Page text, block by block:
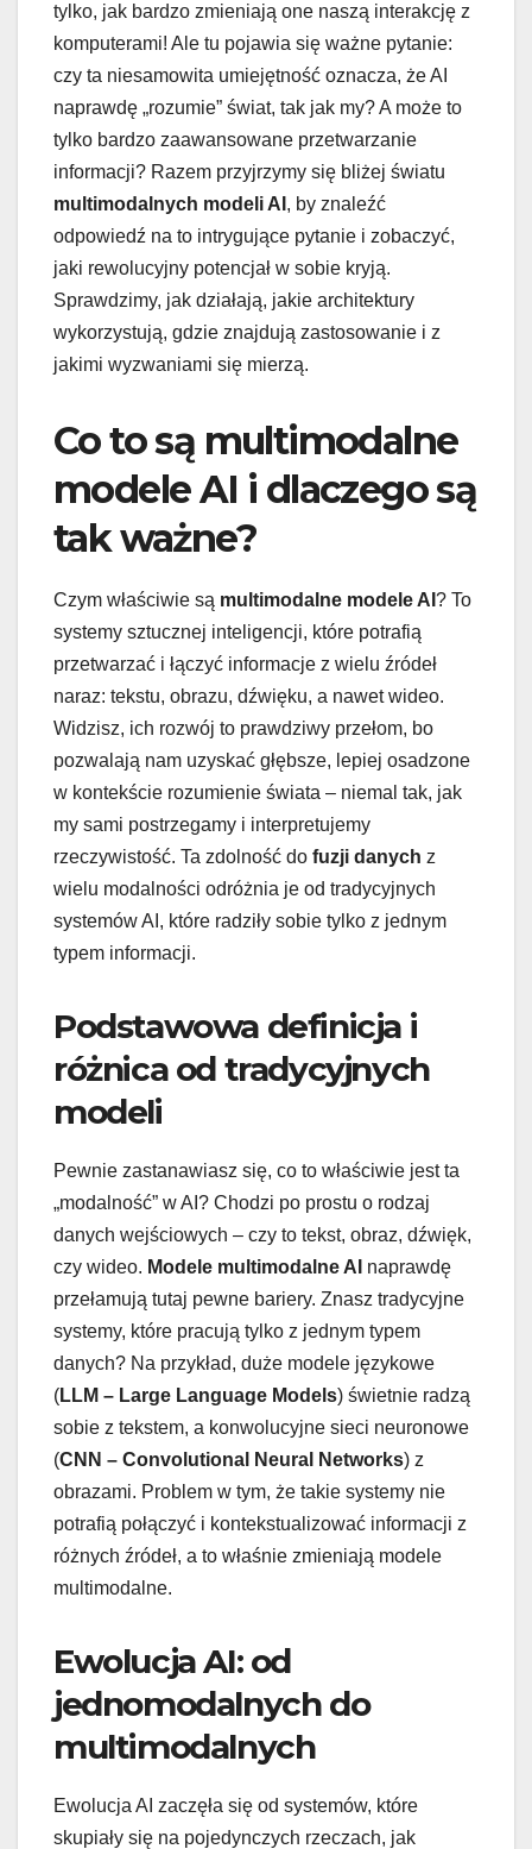
tylko, jak bardzo zmieniają one naszą interakcję z
komputerami! Ale tu pojawia się ważne pytanie:
czy ta niesamowita umiejętność oznacza, że AI
naprawdę „rozumie” świat, tak jak my? A może to
tylko bardzo zaawansowane przetwarzanie
informacji? Razem przyjrzymy się bliżej światu
multimodalnych modeli AI , by znaleźć
odpowiedź na to intrygujące pytanie i zobaczyć,
jaki rewolucyjny potencjał w sobie kryją.
Sprawdzimy, jak działają, jakie architektury
wykorzystują, gdzie znajdują zastosowanie i z
jakimi wyzwaniami się mierzą.
Co to są multimodalne
modele AI i dlaczego są
tak ważne?
Czym właściwie są multimodalne modele AI ? To
systemy sztucznej inteligencji, które potrafią
przetwarzać i łączyć informacje z wielu źródeł
naraz: tekstu, obrazu, dźwięku, a nawet wideo.
Widzisz, ich rozwój to prawdziwy przełom, bo
pozwalają nam uzyskać głębsze, lepiej osadzone
w kontekście rozumienie świata – niemal tak, jak
my sami postrzegamy i interpretujemy
rzeczywistość. Ta zdolność do fuzji danych z
wielu modalności odróżnia je od tradycyjnych
systemów AI, które radziły sobie tylko z jednym
typem informacji.
Podstawowa definicja i
różnica od tradycyjnych
modeli
Pewnie zastanawiasz się, co to właściwie jest ta
„modalność” w AI? Chodzi po prostu o rodzaj
danych wejściowych – czy to tekst, obraz, dźwięk,
czy wideo. Modele multimodalne AI naprawdę
przełamują tutaj pewne bariery. Znasz tradycyjne
systemy, które pracują tylko z jednym typem
danych? Na przykład, duże modele językowe
(LLM – Large Language Models) świetnie radzą
sobie z tekstem, a konwolucyjne sieci neuronowe
(CNN – Convolutional Neural Networks) z
obrazami. Problem w tym, że takie systemy nie
potrafią połączyć i kontekstualizować informacji z
różnych źródeł, a to właśnie zmieniają modele
multimodalne.
Ewolucja AI: od
jednomodalnych do
multimodalnych
Ewolucja AI zaczęła się od systemów, które
skupiały się na pojedynczych rzeczach, jak